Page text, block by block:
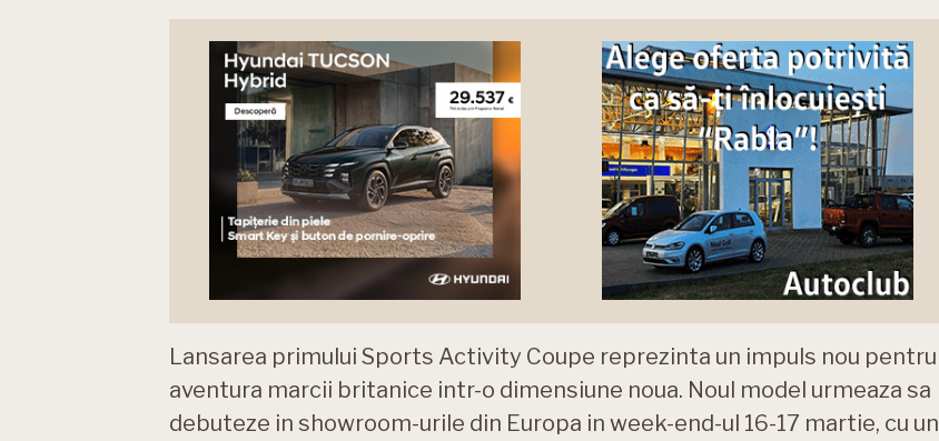
Lansarea primului Sports Activity Coupe reprezinta un impuls nou pentru
aventura marcii britanice intr-o dimensiune noua. Noul model urmeaza sa
debuteze in showroom-urile din Europa in week-end-ul 16-17 martie, cu un